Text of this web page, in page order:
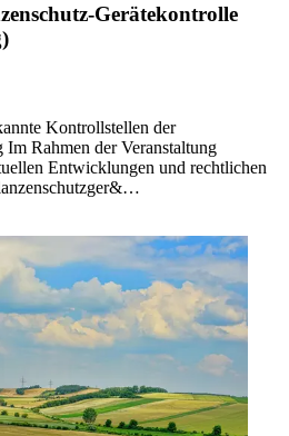
Gerätekontrolle
Kontrollstellen der
Im Rahmen der Veranstaltung
Entwicklungen und rechtlichen